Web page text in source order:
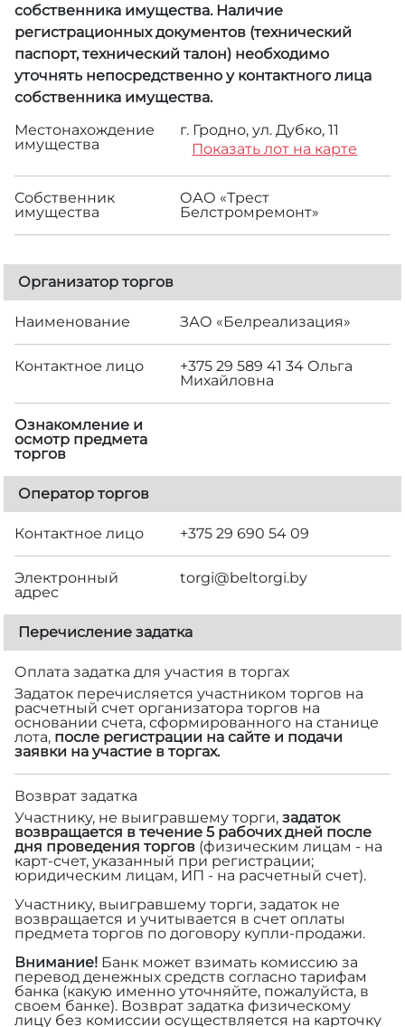
собственника имущества. Наличие
регистрационных документов (технический
паспорт, технический талон) необходимо
уточнять непосредственно у контактного лица
собственника имущества.
Местонахождение
имущества
г. Гродно, ул. Дубко, 11
Показать лот на карте
Собственник
имущества
ОАО «Трест
Белстромремонт»
Организатор торгов
Наименование ЗАО «Белреализация»
Контактное лицо
+375 29 589 41 34 Ольга
Михайловна
Ознакомление и
осмотр предмета
торгов
Оператор торгов
Контактное лицо +375 29 690 54 09
Электронный
адрес
torgi@beltorgi.by
Перечисление задатка
Оплата задатка для участия в торгах
Задаток перечисляется участником торгов на
расчетный счет организатора торгов на
основании счета, сформированного на станице
лота, после регистрации на сайте и подачи
заявки на участие в торгах.
Возврат задатка
Участнику, не выигравшему торги, задаток
возвращается в течение 5 рабочих дней после
дня проведения торгов (физическим лицам - на
карт-счет, указанный при регистрации;
юридическим лицам, ИП - на расчетный счет).
Участнику, выигравшему торги, задаток не
возвращается и учитывается в счет оплаты
предмета торгов по договору купли-продажи.
Внимание! Банк может взимать комиссию за
перевод денежных средств согласно тарифам
банка (какую именно уточняйте, пожалуйста, в
своем банке). Возврат задатка физическому
лицу без комиссии осуществляется на карточку